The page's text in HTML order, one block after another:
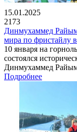
15.01.2025
2173
Динмухаммед
мира по фристайлу
10 января на
состоялся
Динмухаммед
Подробнее